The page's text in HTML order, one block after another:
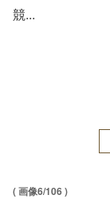
競...
( 画像6/106 )